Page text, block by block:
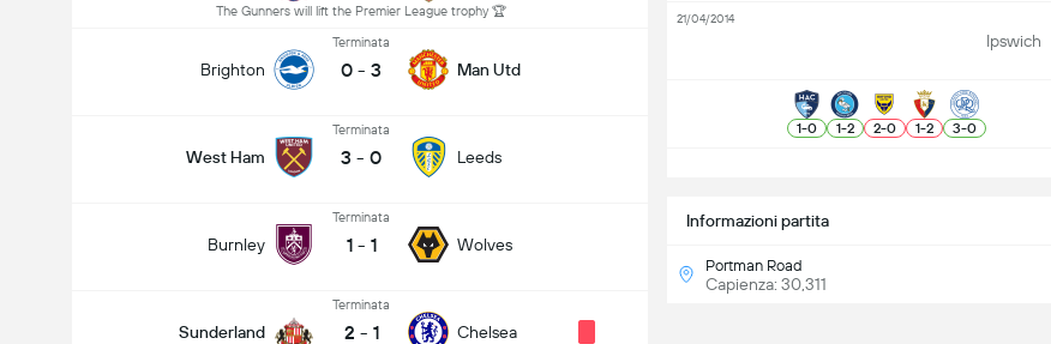
The Gunners will lift the Premier League trophy 🏆
Brighton
Terminata
0 - 3 Man Utd
West Ham
Terminata
3 - 0 Leeds
Burnley
Terminata
1 - 1 Wolves
Sunderland
Terminata
2 - 1 Chelsea
Informazioni partita
Portman Road
Capienza: 30,311
Ipswich
21/04/2014
1-0 1-2 2-0 1-2 3-0